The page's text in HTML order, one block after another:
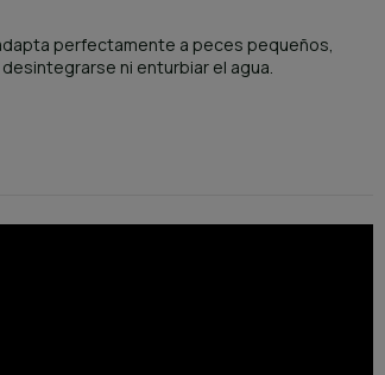
perfectamente a peces pequeños,
ni enturbiar el agua.